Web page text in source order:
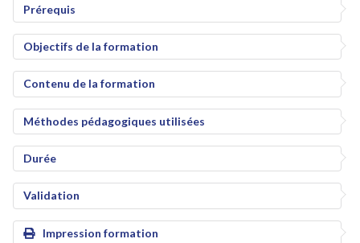
Prérequis
Objectifs de la formation
Contenu de la formation
Méthodes pédagogiques utilisées
Durée
Validation
Impression formation